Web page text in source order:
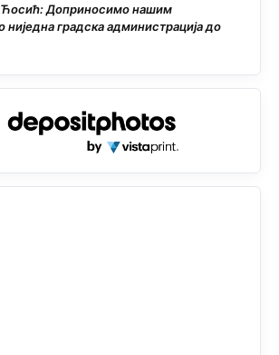
Ћосић: Доприносимо нашим
ниједна градска администрација до